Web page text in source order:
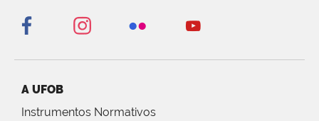
A UFOB
Instrumentos Normativos